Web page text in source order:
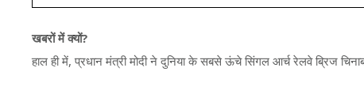
खबरों में क्यों?
हाल ही में, प्रधान मंत्री मोदी ने दुनिया के सबसे ऊंचे सिंगल आर्च रेलवे ब्रिज